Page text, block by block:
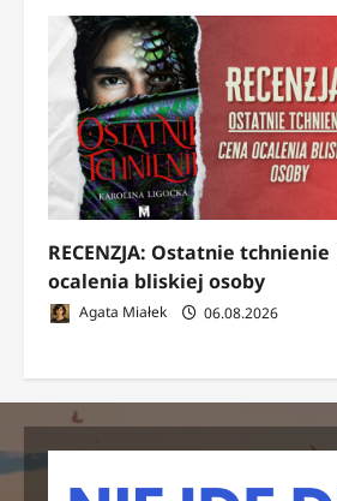
RECENZJA: Ostatnie
ocalenia bliskiej osoby
Agata Miałek 06.08.2026